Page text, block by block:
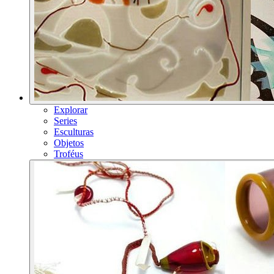
Explorar
Series
Esculturas
Objetos
Troféus